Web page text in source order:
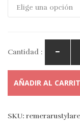
Cantidad :
AÑADIR AL
SKU: